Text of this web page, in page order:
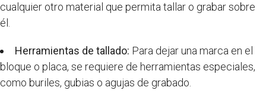
cualquier otro material que permita tallar o grabar sobre
él.
Herramientas de tallado: Para dejar una marca en el
bloque o placa, se requiere de herramientas especiales,
como buriles, gubias o agujas de grabado.